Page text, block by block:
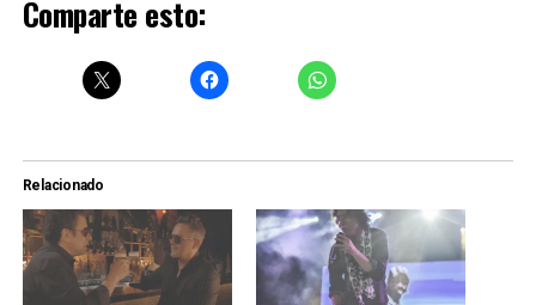
Comparte esto:
Relacionado